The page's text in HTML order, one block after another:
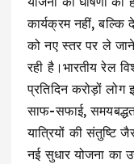
कार्यक्रम नहीं,
को नए स्तर पर ले जाने
रही है।भारतीय रेल
प्रतिदिन करोड़ों
साफ-सफाई,
यात्रियों की संतुष्टि
नई सुधार योजना का